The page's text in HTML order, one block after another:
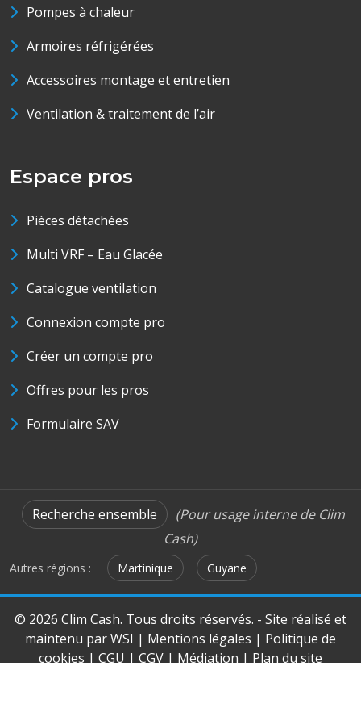
Pompes à chaleur
Armoires réfrigérées
Accessoires montage et entretien
Ventilation & traitement de l’air
Espace pros
Pièces détachées
Multi VRF – Eau Glacée
Catalogue ventilation
Connexion compte pro
Créer un compte pro
Offres pour les pros
Formulaire SAV
Recherche ensemble
(Pour usage interne de Clim
Cash)
Autres régions : Martinique Guyane
© 2026 Clim Cash. Tous droits réservés. - Site réalisé et
maintenu parWSI | Mentions légales | Politique de
cookies | CGU | CGV | Médiation | Plan du site